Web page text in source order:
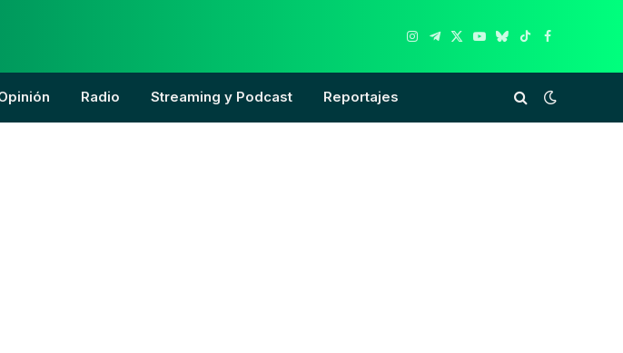
Instagram
Telegram
X
YouTube
Bluesky
TikTokFacebook
Radio Streaming y Podcast Reportajes